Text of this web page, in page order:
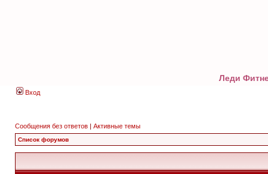
Леди
Вход
Сообщения без ответов | Активные темы
Список форумов